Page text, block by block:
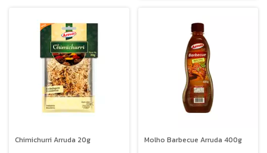
Chimichurri Arruda 20g Molho Barbecue Arruda 400g